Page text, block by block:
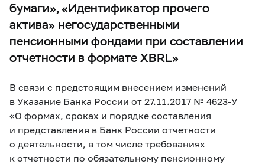
бумаги», «Идентификатор прочего
актива» негосударственными
пенсионными фондами при составлении
отчетности в формате XBRL»
В связи с предстоящим внесением изменений
в Указание Банка России от 27.11.2017 № 4623-У
«О формах, сроках и порядке составления
и представления в Банк России отчетности
о деятельности, в том числе требованиях
к отчетности по обязательному пенсионному